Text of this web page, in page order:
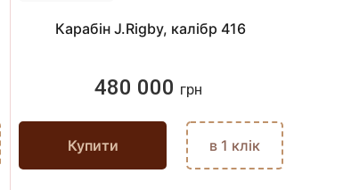
Карабін J.Rigby, калібр 416
480 000 грн
Купити в 1 клік